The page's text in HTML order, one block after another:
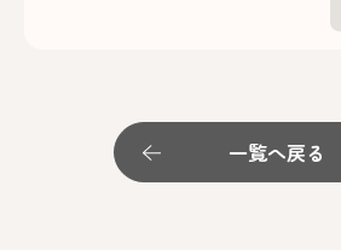
一覧へ戻る